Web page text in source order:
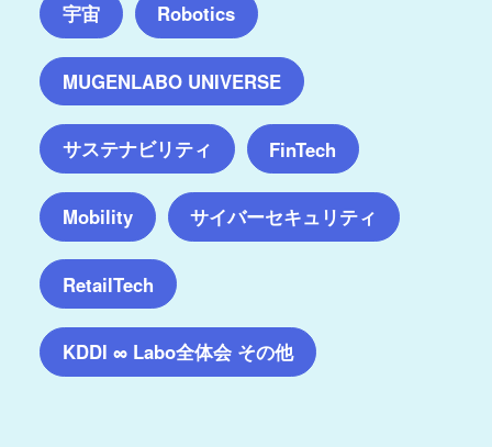
宇宙 Robotics
MUGENLABO UNIVERSE
サステナビリティ FinTech
Mobility サイバーセキュリティ
RetailTech
KDDI ∞ Labo全体会 その他